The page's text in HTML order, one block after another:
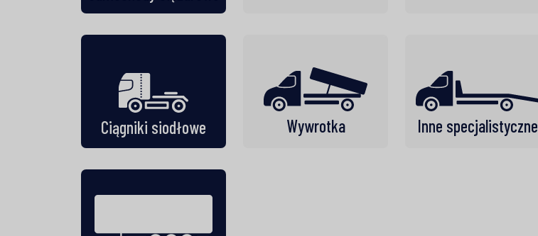
Ciągniki siodłowe Wywrotka Inne specjalistyczne